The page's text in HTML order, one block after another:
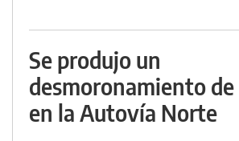
Se produjo un
desmoronamiento
en la Autovía Norte